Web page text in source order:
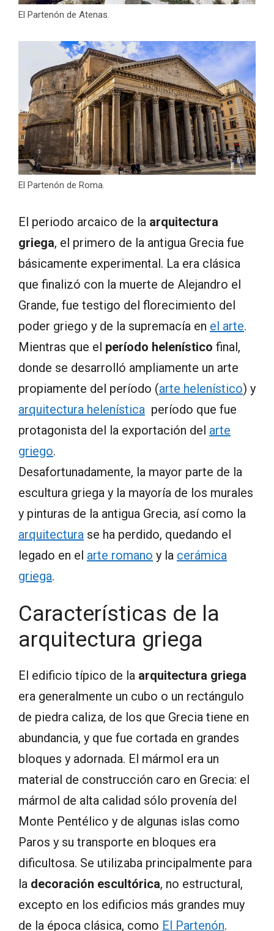
El Partenón de Atenas.
El Partenón de Roma.
El periodo arcaico de la arquitectura
griega, el primero de la antigua Grecia fue
básicamente experimental. La era clásica
que finalizó con la muerte de Alejandro el
Grande, fue testigo del florecimiento del
poder griego y de la supremacía en el arte.
Mientras que el período helenístico final,
donde se desarrolló ampliamente un arte
propiamente del período (arte helenístico) y
arquitectura helenística período que fue
protagonista del la exportación del arte
griego.
Desafortunadamente, la mayor parte de la
escultura griega y la mayoría de los murales
y pinturas de la antigua Grecia, así como la
arquitectura se ha perdido, quedando el
legado en el arte romano y la cerámica
griega.
Características de la
arquitectura griega
El edificio típico de la arquitectura griega
era generalmente un cubo o un rectángulo
de piedra caliza, de los que Grecia tiene en
abundancia, y que fue cortada en grandes
bloques y adornada. El mármol era un
material de construcción caro en Grecia: el
mármol de alta calidad sólo provenía del
Monte Pentélico y de algunas islas como
Paros y su transporte en bloques era
dificultosa. Se utilizaba principalmente para
la decoración escultórica, no estructural,
excepto en los edificios más grandes muy
de la época clásica, como El Partenón.